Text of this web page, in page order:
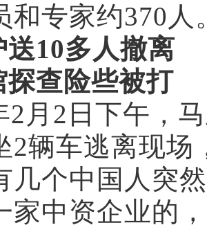
和专家约370人
送10多人撤离
探查险些被打
2月2日下午，
2辆车逃离现
几个中国人突
家中资企业的